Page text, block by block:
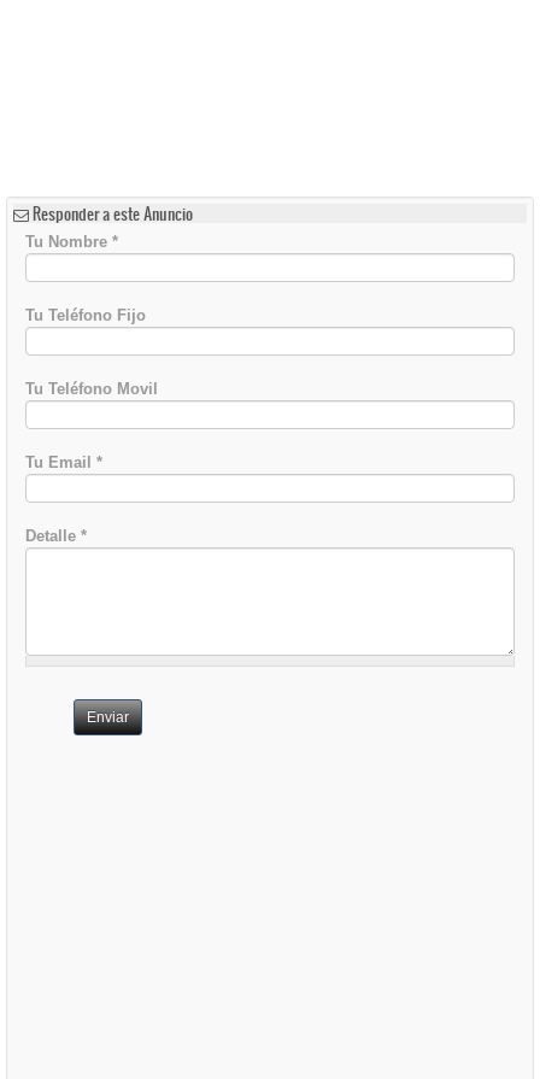
Responder a este Anuncio
Tu Nombre *
Tu Teléfono Fijo
Tu Teléfono Movil
Tu Email *
Detalle *
Enviar